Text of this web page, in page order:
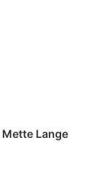
Mette Lange